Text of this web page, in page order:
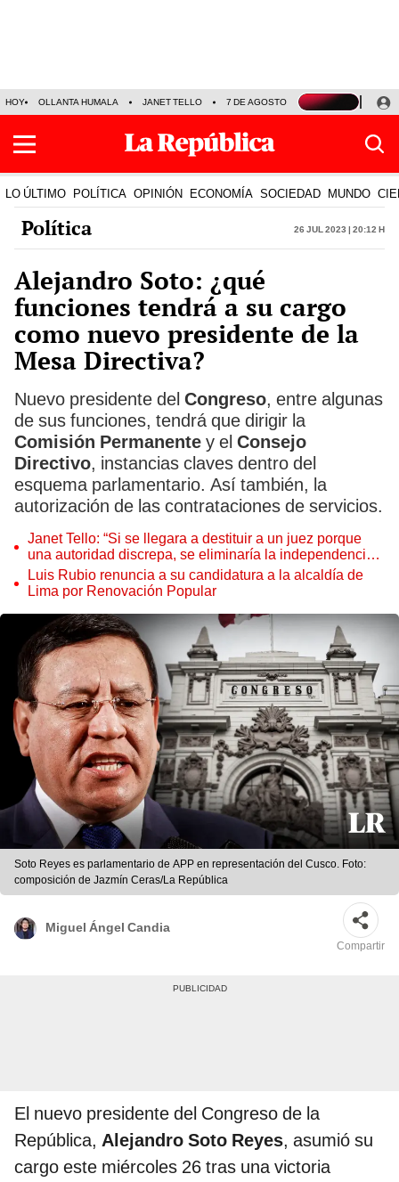
HOY OLLANTA HUMALA JANET TELLO 7 DE AGOSTO TINKA RESULTADOS
LO ÚLTIMO POLÍTICA OPINIÓN ECONOMÍA SOCIEDAD MUNDO
Política 26 Jul 2023 | 20:12 h
Alejandro Soto: ¿qué
funciones tendrá a su cargo
como nuevo presidente de la
Mesa Directiva?
Nuevo presidente del Congreso, entre algunas
de sus funciones, tendrá que dirigir la
Comisión Permanente y el Consejo
Directivo, instancias claves dentro del
esquema parlamentario. Así también, la
autorización de las contrataciones de servicios.
Janet Tello: “Si se llegara a destituir a un juez porque
una autoridad discrepa, se eliminaría la independencia
judicial”
Luis Rubio renuncia a su candidatura a la alcaldía de
Lima por Renovación Popular
Soto Reyes es parlamentario de APP en representación del Cusco. Foto:
composición de Jazmín Ceras/La República
Miguel Ángel Candia
Compartir
El nuevo presidente del Congreso de la
República, Alejandro Soto Reyes, asumió su
cargo este miércoles 26 tras una victoria